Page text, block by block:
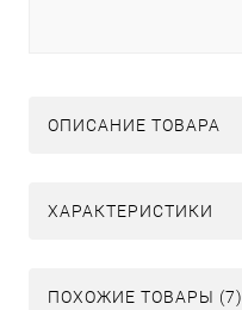
ОПИСАНИЕ ТОВАРА
ХАРАКТЕРИСТИКИ
ПОХОЖИЕ ТОВАРЫ (7)